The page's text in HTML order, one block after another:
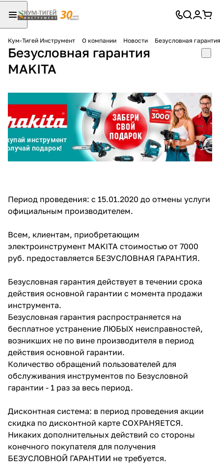
Кум-Тигей Инструмент О компании Новости Безусловная
Безусловная гарантия
MAKITA
Период проведения: с 15.01.2020 до отмены услуги
официальным производителем.
Всем, клиентам, приобретающим
электроинструмент MAKITA стоимостью от 7000
руб. предоставляется БЕЗУСЛОВНАЯ ГАРАНТИЯ.
Безусловная гарантия действует в течении срока
действия основной гарантии с момента продажи
инструмента.
Безусловная гарантия распространяется на
бесплатное устранение ЛЮБЫХ неисправностей,
возникших не по вине производителя в период
действия основной гарантии.
Количество обращений пользователей для
обслуживания инструментов по Безусловной
гарантии - 1 раз за весь период.
Дисконтная система: в период проведения акции
скидка по дисконтной карте СОХРАНЯЕТСЯ.
Никаких дополнительных действий со стороны
конечного покупателя для получения
БЕЗУСЛОВНОЙ ГАРАНТИИ не требуется.
Для клиентов всех банков
Разбейте
оплатуна части
без переплат
График платежей
Добавляйте товары
в корзину
Оплачивайте сегодня только
25 % картой любого банка
Получайте товар
выбранный способом
Оставшиеся75% будут
списыватьсяс вашей карты
по25 %каждые 2 недели
Подробнее
об оплате Плайтом